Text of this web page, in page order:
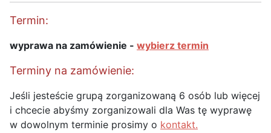
Termin:
wyprawa na zamówienie - wybierz termin
Terminy na zamówienie:
Jeśli jesteście grupą zorganizowaną 6 osób lub więcej
i chcecie abyśmy zorganizowali dla Was tę wyprawę
w dowolnym terminie prosimy o kontakt.